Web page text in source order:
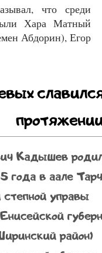
что среди
Хара Матный
Абдорин), Егор